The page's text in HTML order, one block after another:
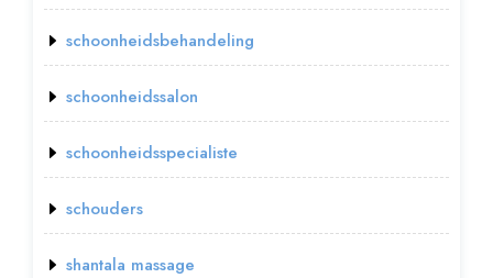
schoonheidsbehandeling
schoonheidssalon
schoonheidsspecialiste
schouders
shantala massage